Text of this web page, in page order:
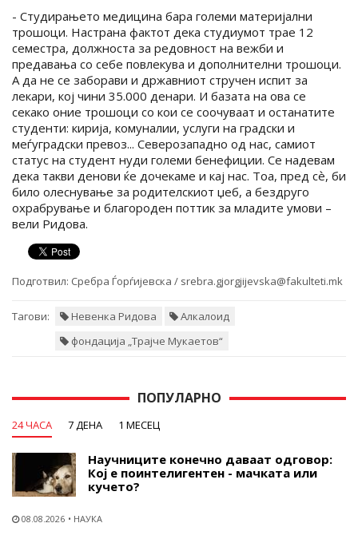
- Студирањето медицина бара големи материјални
трошоци. Настрана фактот дека студиумот трае 12
семестра, должноста за редовност на вежби и
предавања со себе повлекува и дополнителни трошоци.
А да не се заборави и државниот стручен испит за
лекари, кој чини 35.000 денари. И базата на ова се
секако оние трошоци со кои се соочуваат и останатите
студенти: кирија, комуналии, услуги на градски и
меѓуградски превоз... Северозападно од нас, самиот
статус на студент нуди големи бенефиции. Се надевам
дека такви денови ќе дочекаме и кај нас. Тоа, пред сѐ, би
било олеснување за родителскиот џеб, а бездруго
охрабрување и благороден поттик за младите умови –
вели Ридова.
Подготвил: Сребра Ѓорѓијевска / srebra.gjorgjijevska@fakulteti.mk
Тагови: Невенка Ридова
Алкалоид
фондација „Трајче Мукаетов“
ПОПУЛАРНО
24 ЧАСА 7 ДЕНА 1 МЕСЕЦ
Научниците конечно даваат одговор:
Кој е поинтелигентен - мачката или
кучето?
08.08.2026 НАУКА